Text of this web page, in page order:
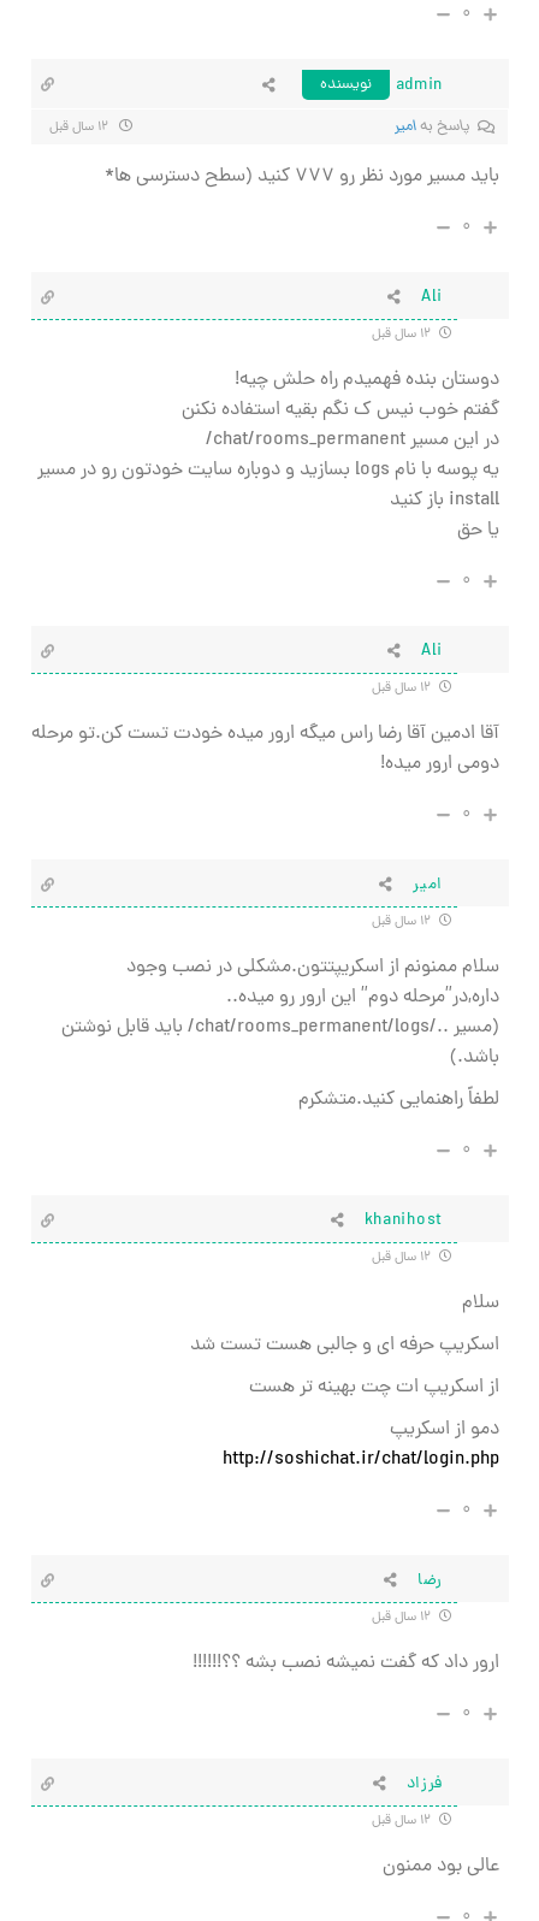
۰
admin
نویسنده
پاسخ بهامیر
باید مسیر مورد نظر رو ۷۷۷ کنید (سطح دسترسی ها*
۰
Ali
دوستان بنده فهمیدم راه حلش چیه!
گفتم خوب نیس ک نگم بقیه استفاده نکنن
در این مسیر chat/rooms_permanent/
یه پوسه با نام logs بسازید و دوباره سایت خودتون رو در مسیر
install باز کنید
یا حق
۰
Ali
آقا ادمین آقا رضا راس میگه ارور میده خودت تست کن.تو مرحله
دومی ارور میده!
۰
امیر
سلام ممنونم از اسکریپتتون.مشکلی در نصب وجود
داره,در”مرحله دوم” این ارور رو میده..
(مسیر ../chat/rooms_permanent/logs/ باید قابل نوشتن
باشد.)
لطفاً راهنمایی کنید.متشکرم
۰
khanihost
سلام
اسکریپ حرفه ای و جالبی هست تست شد
از اسکریپ ات چت بهینه تر هست
دمو از اسکریپ
http://soshichat.ir/chat/login.php
۰
رضا
ارور داد که گفت نمیشه نصب بشه ؟؟!!!!!!
۰
فرزاد
عالی بود ممنون